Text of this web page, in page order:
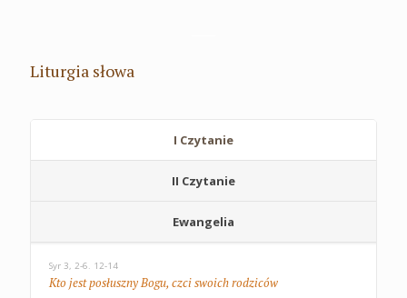
Liturgia słowa
I Czytanie
II Czytanie
Ewangelia
Syr 3, 2-6. 12-14
Kto jest posłuszny Bogu, czci swoich rodziców